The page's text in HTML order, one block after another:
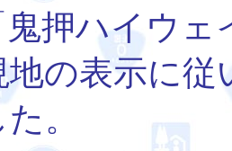
押ハイウェ
地の表示に従
。